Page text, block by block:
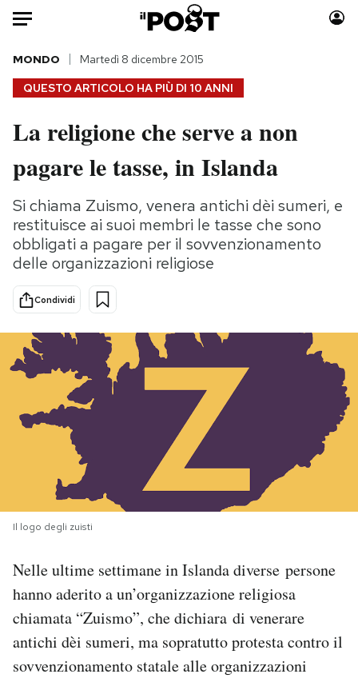
Auto
HOME
Italia
Politica
Tecnologia
Internet
Scienza
Cultura
Economia
Moda
Consumismi
Storie/Idee
Ok Boomer!
Media
Europa
PODCAST
NEWSLETTER
I MIEI PREFERITI
CALENDARIO
AREA PERSONALE
QUESTO ARTICOLO HA PIÙ DI 10 ANNI
MONDO Martedì 8 dicembre 2015
La religione che serve a non
pagare le tasse, in Islanda
Si chiama Zuismo, venera antichi dèi sumeri, e
restituisce ai suoi membri le tasse che sono
obbligati a pagare per il sovvenzionamento
delle organizzazioni religiose
Condividi
Il logo degli zuisti
Nelle ultime settimane in Islanda diverse persone
hanno aderito a un’organizzazione religiosa
chiamata “Zuismo”, che dichiara di venerare
antichi dèi sumeri, ma sopratutto protesta contro il
sovvenzionamento statale alle organizzazioni